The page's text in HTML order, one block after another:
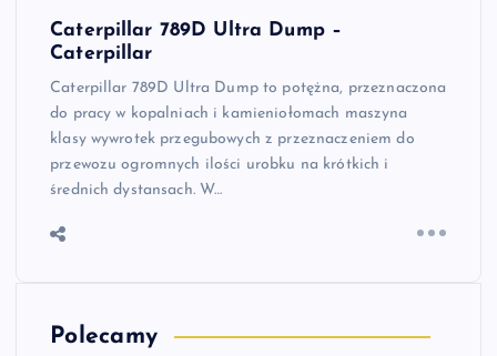
Caterpillar 789D Ultra Dump –
Caterpillar
Caterpillar 789D Ultra Dump to potężna, przeznaczona
do pracy w kopalniach i kamieniołomach maszyna
klasy wywrotek przegubowych z przeznaczeniem do
przewozu ogromnych ilości urobku na krótkich i
średnich dystansach. W…
Polecamy